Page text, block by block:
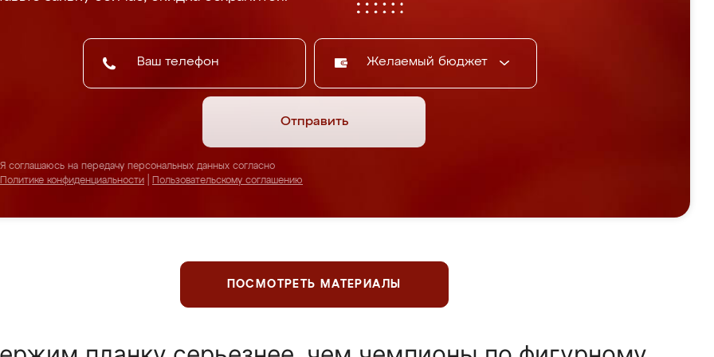
Желаемый бюджет
Отправить
Я соглашаюсь на передачу персональных данных согласно
Политике конфиденциальности
Пользовательскому соглашению
ПОСМОТРЕТЬ МАТЕРИАЛЫ